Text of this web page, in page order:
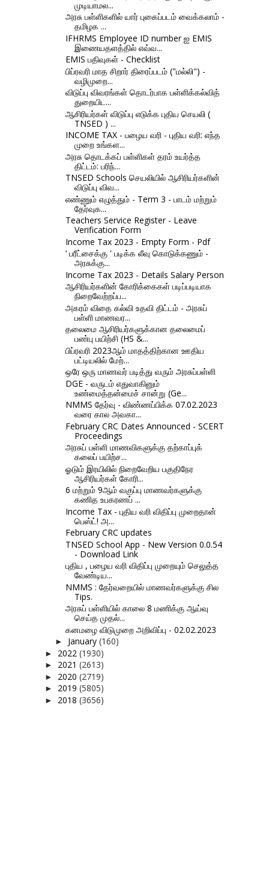
முடியாமல...
அரசு பள்ளிகளில் யார் புகைப்படம் வைக்கலாம் -
தமிழக ...
IFHRMS Employee ID number ஐ EMIS
இணையதளத்தில் எவ்வ...
EMIS பதிவுகள் - Checklist
பிப்ரவரி மாத சிறார் திரைப்படம் ("மல்லி") -
வழிமுறை...
விடுப்பு விவரங்கள் தொடர்பாக பள்ளிக்கல்வித்
துறையிட...
ஆசிரியர்கள் விடுப்பு எடுக்க புதிய செயலி (
TNSED ) ...
INCOME TAX - பழைய வரி - புதிய வரி: எந்த
முறை உங்கள...
அரசு தொடக்கப் பள்ளிகள் தரம் உயர்த்த
திட்டம்: பரிந்...
TNSED Schools செயலியில் ஆசிரியர்களின்
விடுப்பு விவ...
எண்ணும் எழுத்தும் - Term 3 - பாடம் மற்றும்
தேர்வுக...
Teachers Service Register - Leave
Verification Form
Income Tax 2023 - Empty Form - Pdf
‘ பரீட்சைக்கு ' படிக்க லீவு கொடுக்கணும் -
அரசுக்கு...
Income Tax 2023 - Details Salary Person
ஆசிரியர்களின் கோரிக்கைகள் படிப்படியாக
நிறைவேற்றப்ப...
அகரம் விதை கல்வி உதவி திட்டம் - அரசுப்
பள்ளி மாணவர...
தலைமை ஆசிரியர்களுக்கான தலைமைப்
பண்பு பயிற்சி (HS &...
பிப்ரவரி 2023ஆம் மாதத்திற்கான ஊதிய
பட்டியலில் மேற்...
ஒரே ஒரு மாணவர் படித்து வரும் அரசுப்பள்ளி
DGE - வருடம் எதுவாகினும்
உண்மைத்தன்மைச் சான்று (Ge...
NMMS தேர்வு - விண்ணப்பிக்க 07.02.2023
வரை கால அவகா...
February CRC Dates Announced - SCERT
Proceedings
அரசுப் பள்ளி மாணவிகளுக்கு தற்காப்புக்
கலைப் பயிற்ச...
ஓடும் இரயிலில் நிறைவேறிய பகுதிநேர
ஆசிரியர்கள் கோரி...
6 மற்றும் 9ஆம் வகுப்பு மாணவர்களுக்கு
கணித உபகரணப் ...
Income Tax - புதிய வரி விதிப்பு முறைதான்
பெஸ்ட்! அ...
February CRC updates
TNSED School App - New Version 0.0.54
- Download Link
புதிய , பழைய வரி விதிப்பு முறையும் செலுத்த
வேண்டிய...
NMMS : தேர்வறையில் மாணவர்களுக்கு சில
Tips.
அரசுப் பள்ளியில் காலை 8 மணிக்கு ஆய்வு
செய்த முதல்...
கனமழை விடுமுறை அறிவிப்பு - 02.02.2023
► January (160)
► 2022 (1930)
► 2021 (2613)
► 2020 (2719)
► 2019 (5805)
► 2018 (3656)